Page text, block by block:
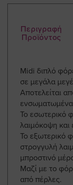
Περιγραφή
Προϊόντος
Midi διπλό
σε μεγάλα
Αποτελείται
Το εσωτερικό
λαιμόκοψη και
Το εξωτερικό
στρογγυλή
μπροστινό
Μαζί με το
από πέρλες.